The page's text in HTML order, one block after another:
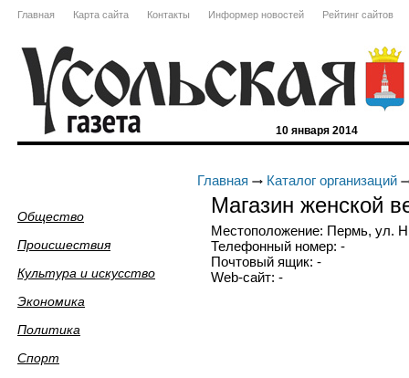
Главная Карта сайта Контакты Информер новостей Рейтинг сайтов
10 января 2014
Общество
Происшествия
Культура и искусство
Экономика
Политика
Спорт
Главная Каталог организаций
Магазин женской
Местоположение: Пермь, ул.
Телефонный номер: -
Почтовый ящик: -
Web-сайт: -